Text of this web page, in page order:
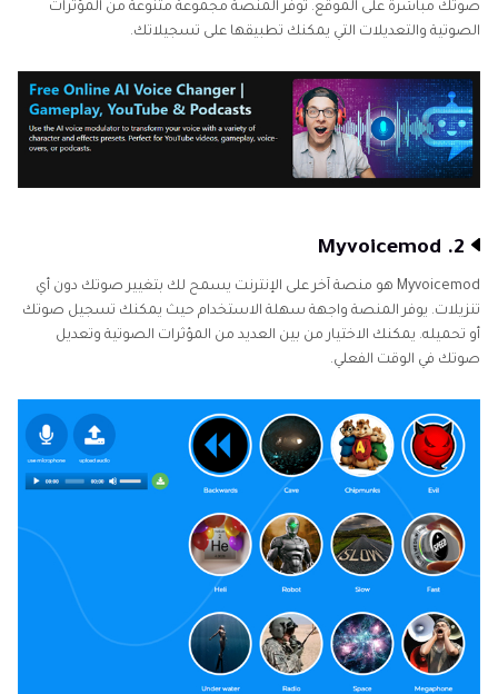
صوتك مباشرة على الموقع. توفر المنصة مجموعة متنوعة من المؤثرات
الصوتية والتعديلات التي يمكنك تطبيقها على تسجيلاتك.
2. Myvoicemod
Myvoicemod هو منصة آخر على الإنترنت يسمح لك بتغيير صوتك دون أي
تنزيلات. يوفر المنصة واجهة سهلة الاستخدام حيث يمكنك تسجيل صوتك
أو تحميله. يمكنك الاختيار من بين العديد من المؤثرات الصوتية وتعديل
صوتك في الوقت الفعلي.